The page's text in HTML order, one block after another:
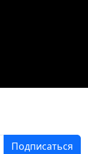
Подписаться